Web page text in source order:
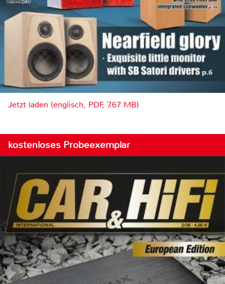
Jetzt laden (englisch, PDF, 7.67 MB)
kostenloses Probeexemplar